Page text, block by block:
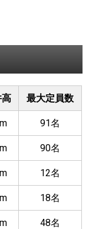
高 最大定員数
91名
90名
12名
18名
48名